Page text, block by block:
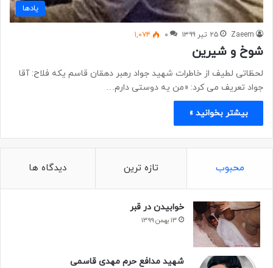
یادها
Zaeem ۲۵ تیر ۱۳۹۹ ۰ ۱,۰۷۴
شوخ و شیرین
لحظاتی لطیف از خاطرات شهید جواد رهبر دهقان قاسم یکه فلاح: آقا
جواد تعریف می کرد: «من یه دوستی دارم…
بیشتر بخوانید »
محبوب تازه ترین دیدگاه ها
خوابیدن در قبر
۱۳ بهمن ۱۳۹۹
شهید مدافع حرم مهدی قاسمی